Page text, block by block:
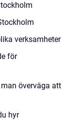
verksamheter
för
överväga att
hyr